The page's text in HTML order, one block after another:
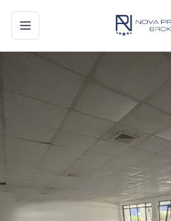
Toggle navigation menu